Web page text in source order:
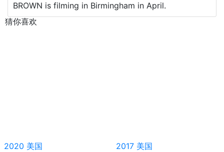
BROWN is filming in Birmingham in April.
猜你喜欢
2020 美国
2017 美国